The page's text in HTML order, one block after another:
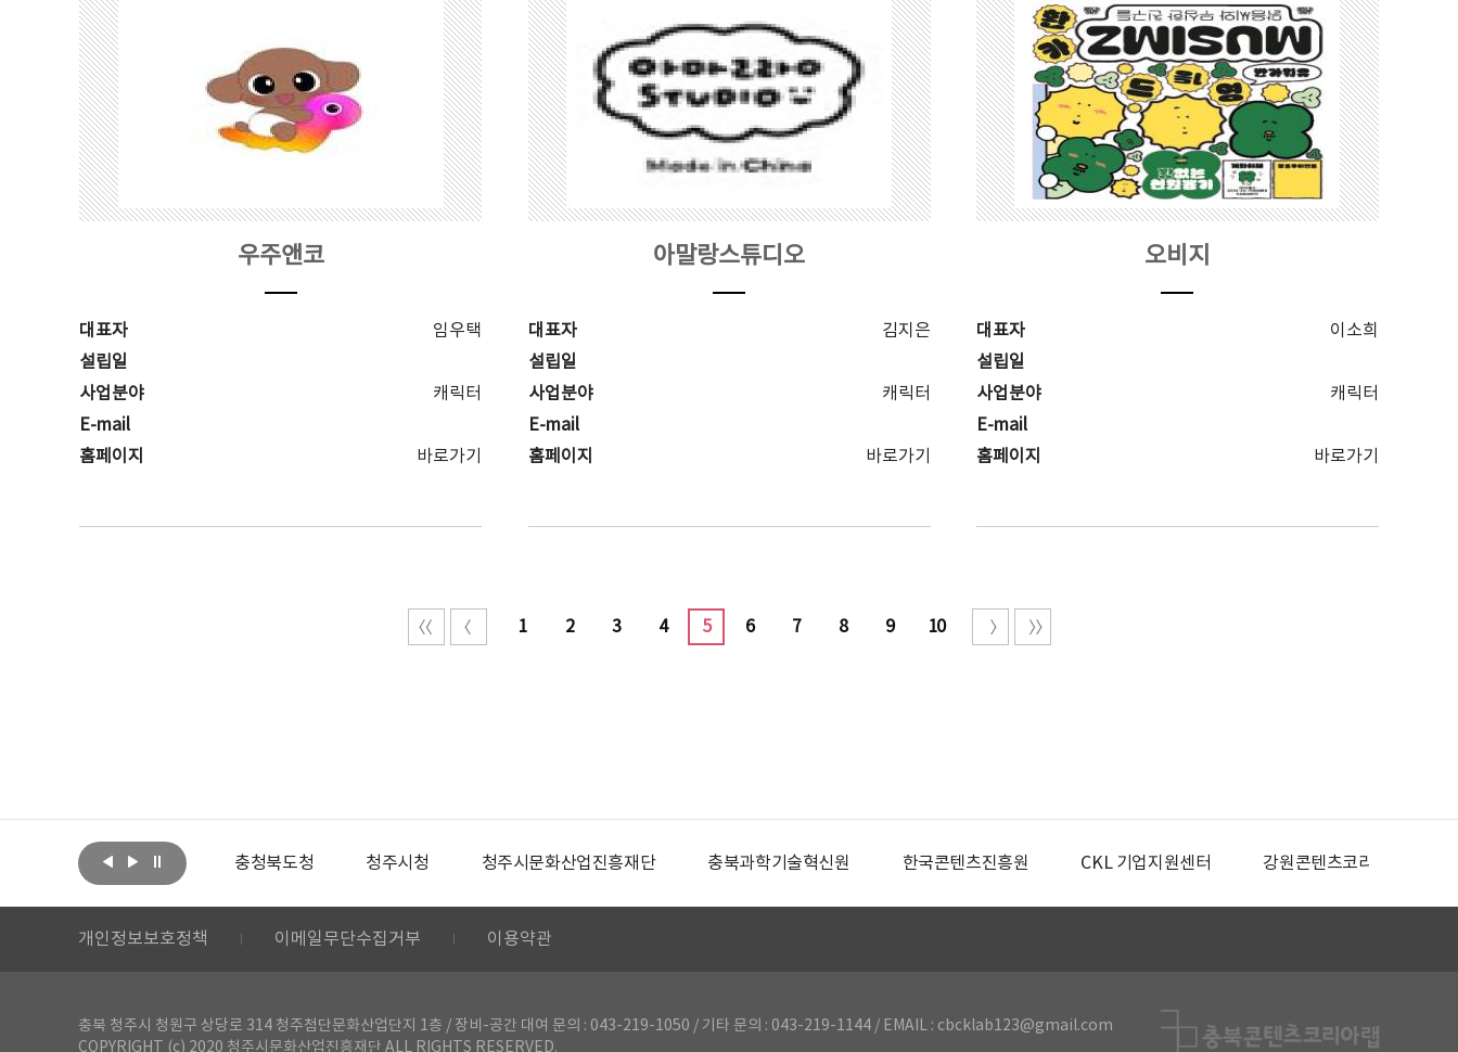
우주앤코
대표자
임우택
설립일
사업분야
캐릭터
E-mail
홈페이지
바로가기
아말랑스튜디오
대표자
김지은
설립일
사업분야
캐릭터
E-mail
홈페이지
바로가기
오비지
대표자
이소희
설립일
사업분야
캐릭터
E-mail
홈페이지
바로가기
1 2 3 4 5 6 7 8 9 10
문화체육관광부 충청북도청 청주시청 청주시문화산업진흥재단 충북과학기술혁신원 한국콘텐츠진흥원 CKL 기업지원센터 강원콘텐츠코리아랩
개인정보보호정책 이메일무단수집거부 이용약관
충북 청주시 청원구 상당로 314 청주첨단문화산업단지 1층 / 장비-공간 대여 문의 : 043-219-1050 / 기타 문의 : 043-219-1144 / EMAIL : cbcklab123@gmail.com
COPYRIGHT (c) 2020 청주시문화산업진흥재단 ALL RIGHTS RESERVED.